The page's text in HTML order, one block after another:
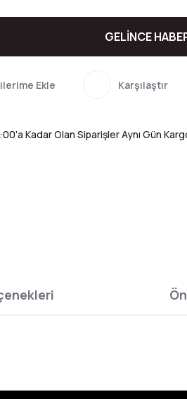
GELİNCE
Karşılaştır
Kadar Olan Siparişler Aynı Gün